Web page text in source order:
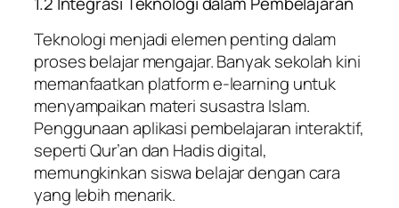
Teknologi menjadi elemen penting dalam
proses belajar mengajar. Banyak sekolah kini
memanfaatkan platform e-learning untuk
menyampaikan materi susastra Islam.
Penggunaan aplikasi pembelajaran interaktif,
seperti Qur’an dan Hadis digital,
memungkinkan siswa belajar dengan cara
yang lebih menarik.